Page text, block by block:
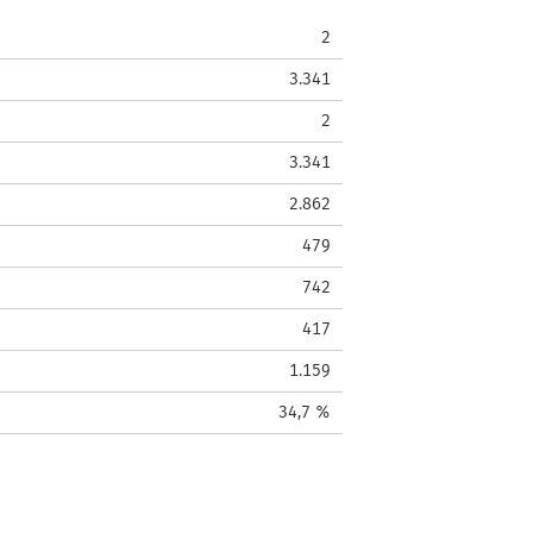
2
3.341
2
3.341
2.862
479
742
417
1.159
34,7 %